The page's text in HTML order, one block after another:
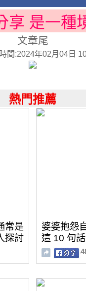
享 是一種
文章尾
間:2024年02月04日
熱門推薦
常是
探討
婆婆抱怨
這 10 句